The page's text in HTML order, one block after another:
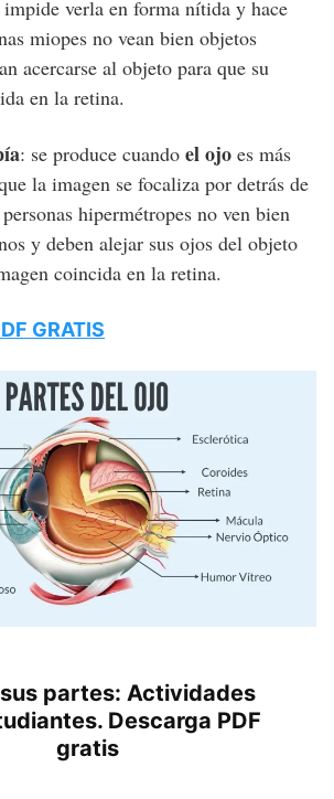
verla en forma nítida y hace
miopes no vean bien objetos
acercarse al objeto para que su
en la retina.
: se produce cuando el ojo es más
la imagen se focaliza por detrás de
hipermétropes no ven bien
y deben alejar sus ojos del objeto
coincida en la retina.
GRATIS
partes: Actividades
Descarga PDF
gratis